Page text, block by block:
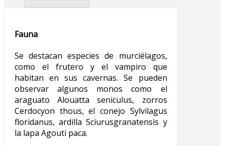
Fauna
Se destacan especies de murciélagos,
como el frutero y el vampiro que
habitan en sus cavernas. Se pueden
observar algunos monos como el
araguato Alouatta seniculus, zorros
Cerdocyon thous, el conejo Sylvilagus
floridanus, ardilla Sciurusgranatensis y
la lapa Agouti paca.